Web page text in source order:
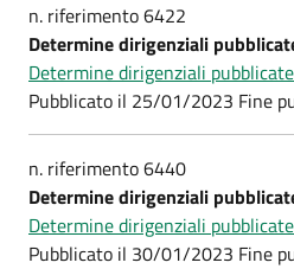
n. riferimento 6422
Determine dirigenziali
Determine dirigenziali
Pubblicato il 25/01/2023 Fine
n. riferimento 6440
Determine dirigenziali
Determine dirigenziali
Pubblicato il 30/01/2023 Fine